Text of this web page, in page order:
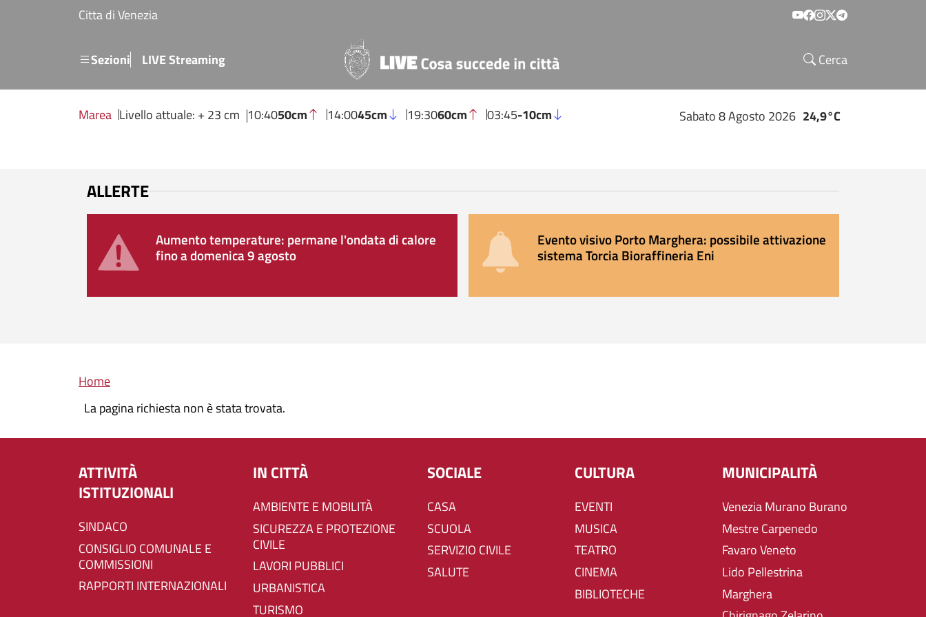
Salta al contenuto principale
Citta di Venezia Social menu
SezioniMenu secondario
LIVE Streaming Cerca
Marea Livello attuale: + 23 cm 10:4050cm 14:0045cm 19:3060cm 03:45-10cm Sabato 8 Agosto 2026 24,9°C
ALLERTE
Aumento temperature: permane l'ondata di calore
fino a domenica 9 agosto
Evento visivo Porto Marghera: possibile attivazione
sistema Torcia Bioraffineria Eni
Briciole di pane
Home
La pagina richiesta non è stata trovata.
ATTIVITÀ
ISTITUZIONALI
SINDACO
CONSIGLIO COMUNALE E
COMMISSIONI
RAPPORTI INTERNAZIONALI
IN CITTÀ
AMBIENTE E MOBILITÀ
SICUREZZA E PROTEZIONE
CIVILE
LAVORI PUBBLICI
URBANISTICA
TURISMO
SOCIALE
CASA
SCUOLA
SERVIZIO CIVILE
SALUTE
CULTURA
EVENTI
MUSICA
TEATRO
CINEMA
BIBLIOTECHE
MUNICIPALITÀ
Venezia Murano Burano
Mestre Carpenedo
Favaro Veneto
Lido Pellestrina
Marghera